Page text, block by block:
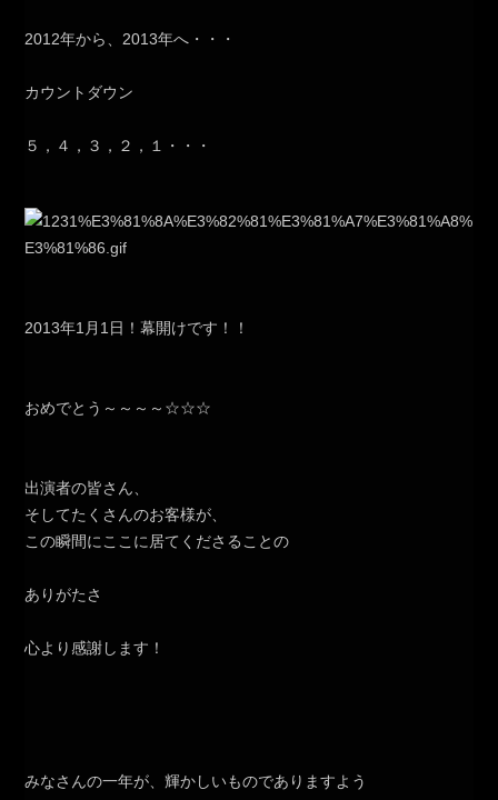
2012年から、2013年へ・・・
カウントダウン
５，４，３，２，１・・・
2013年1月1日！幕開けです！！
おめでとう～～～～☆☆☆
出演者の皆さん、
そしてたくさんのお客様が、
この瞬間にここに居てくださることの
ありがたさ
心より感謝します！
みなさんの一年が、輝かしいものでありますよう